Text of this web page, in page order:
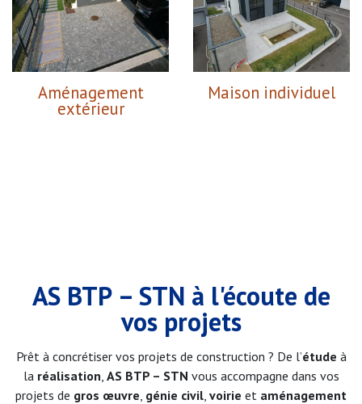
Aménagement
extérieur
Maison individuel
AS BTP – STN à l'écoute de
vos projets
Prêt à concrétiser vos projets de construction ? De l’étude à
la réalisation AS BTP – STN vous accompagne dans vos
projets de gros œuvre génie civil voirie et aménagement